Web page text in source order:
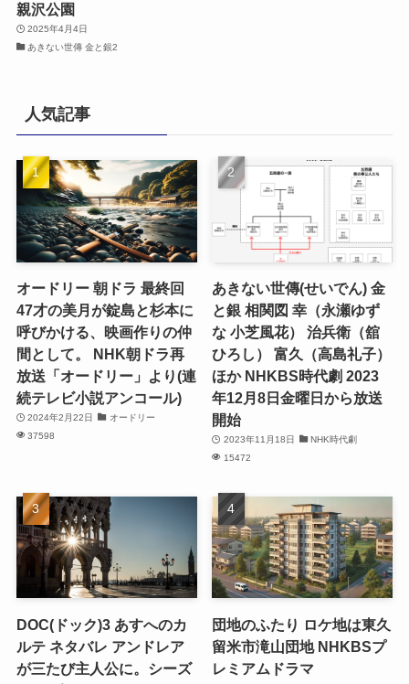
親沢公園
2025年4月4日
あきない世傳 金と銀2
人気記事
オードリー 朝ドラ 最終回
47才の美月が錠島と杉本に
呼びかける、映画作りの仲
間として。 NHK朝ドラ再
放送「オードリー」より(連
続テレビ小説アンコール)
2024年2月22日
オードリー
37598
あきない世傳(せいでん) 金
と銀 相関図 幸（永瀬ゆず
な 小芝風花） 治兵衛（舘
ひろし） 富久（高島礼子）
ほか NHKBS時代劇 2023
年12月8日金曜日から放送
開始
2023年11月18日
NHK時代劇
15472
DOC(ドック)3 あすへのカ
ルテ ネタバレ アンドレア
が三たび主人公に。シーズ
団地のふたり ロケ地は東久
留米市滝山団地 NHKBSプ
レミアムドラマ